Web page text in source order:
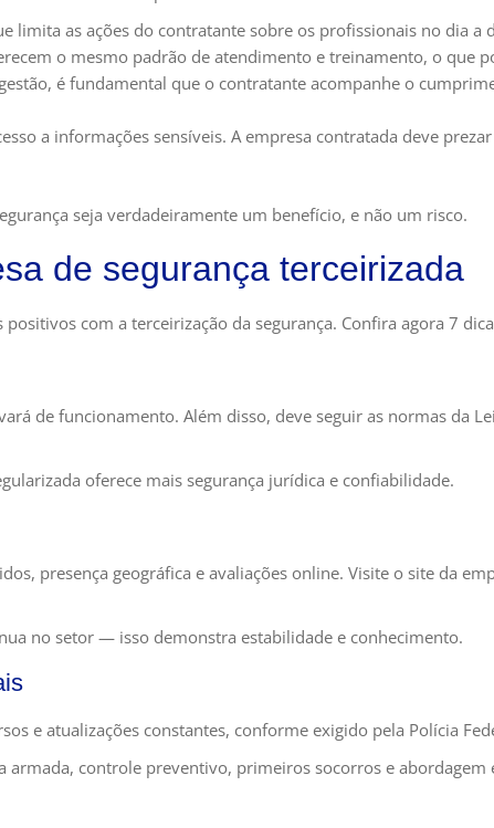
limita as ações do contratante sobre os profissionais no dia a
o mesmo padrão de atendimento e treinamento, o que
é fundamental que o contratante acompanhe o
a informações sensíveis. A empresa contratada deve
seja verdadeiramente um benefício, e não um risco.
de segurança terceirizada
com a terceirização da segurança. Confira agora 7
de funcionamento. Além disso, deve seguir as normas da
oferece mais segurança jurídica e confiabilidade.
presença geográfica e avaliações online. Visite o site da
no setor — isso demonstra estabilidade e conhecimento.
e atualizações constantes, conforme exigido pela Polícia
controle preventivo, primeiros socorros e abordagem